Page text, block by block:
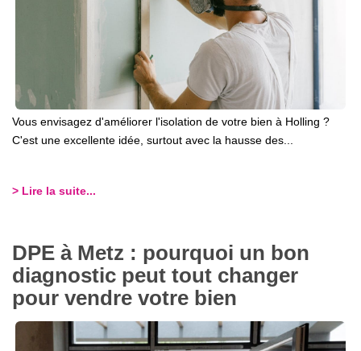
Vous envisagez d'améliorer l'isolation de votre bien à Holling ?
C'est une excellente idée, surtout avec la hausse des...
> Lire la suite...
DPE à Metz : pourquoi un bon
diagnostic peut tout changer
pour vendre votre bien